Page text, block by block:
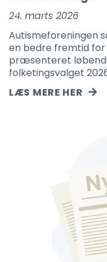
24. marts 2026
Autismeforeningen
en bedre fremtid for
præsenteret
folketingsvalget
LÆS MERE HER